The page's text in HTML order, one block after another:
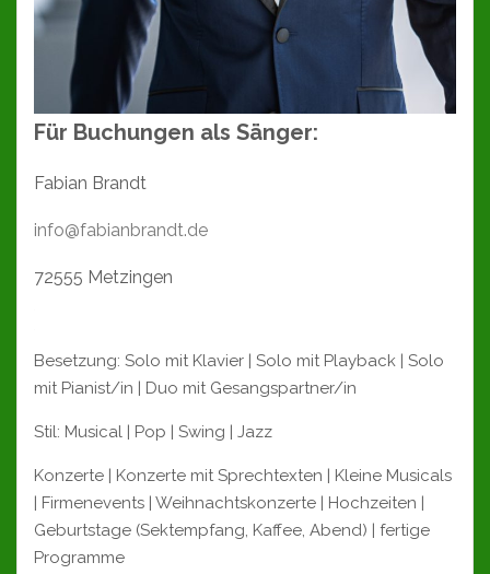
Für Buchungen als Sänger:
Fabian Brandt
info@fabianbrandt.de
72555 Metzingen
Besetzung: Solo mit Klavier | Solo mit Playback | Solo
mit Pianist/in | Duo mit Gesangspartner/in
Stil: Musical | Pop | Swing | Jazz
Konzerte | Konzerte mit Sprechtexten | Kleine Musicals
| Firmenevents | Weihnachtskonzerte | Hochzeiten |
Geburtstage (Sektempfang, Kaffee, Abend) | fertige
Programme